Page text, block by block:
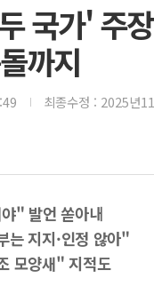
국가' 주
까지
최종수정 : 2025년
" 발언 쏟아내
는 지지·인정 않아"
모양새" 지적도